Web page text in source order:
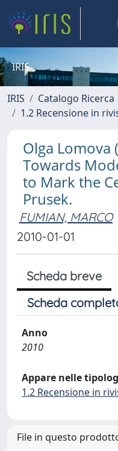
IRIS
IRIS Catalogo Ricerca
1.2 Recensione in
Olga Lomova
Towards
to Mark the
Prusek.
FUMIAN, MARCO
2010-01-01
Scheda breve
Scheda
Anno
2010
Appare nelle
1.2 Recensione in
File in questo